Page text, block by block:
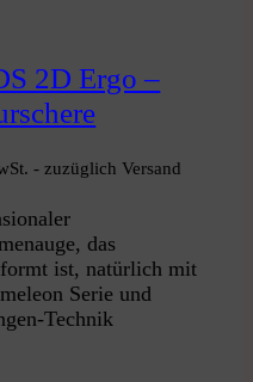
2D Ergo –
- zuzüglich Versand
das
ist, natürlich mit
Serie und
Technik